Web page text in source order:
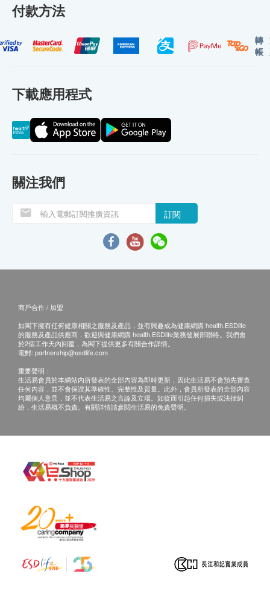
付款方法
轉
帳
下載應用程式
關注我們
訂閱
商戶合作 / 加盟
如閣下擁有任何健康相關之服務及產品，並有興趣成為健康網購 health.ESDlife
的服務及產品供應商，歡迎與健康網購 health.ESDlife業務發展部聯絡。我們會
於2個工作天內回覆，為閣下提供更多有關合作詳情。
電郵: partnership@esdlife.com
重要聲明：
生活易會員於本網站內所發表的全部內容為即時更新，因此生活易不會預先審查
任何內容，並不會保證其準確性、完整性及質量。此外，會員所發表的全部內容
均屬個人意見，並不代表生活易之言論及立場。如從而引起任何損失或法律糾
紛，生活易概不負責。有關詳情請參閱生活易的免責聲明。